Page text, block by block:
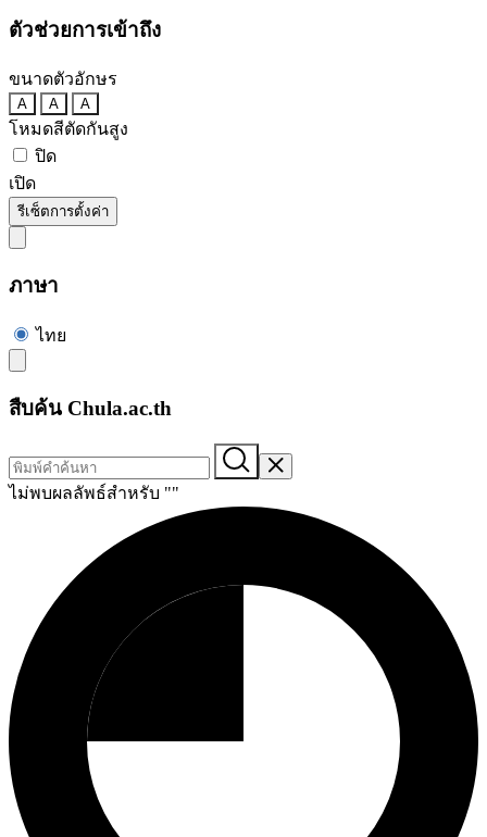
ตัวช่วยการเข้าถึง
ขนาดตัวอักษร
A A A
โหมดสีตัดกันสูง
ปิด
เปิด
รีเซ็ตการตั้งค่า
ภาษา
ไทย
สืบค้น Chula.ac.th
ไม่พบผลลัพธ์สำหรับ ""